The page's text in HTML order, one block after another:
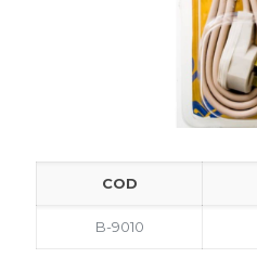
COD
B-9010